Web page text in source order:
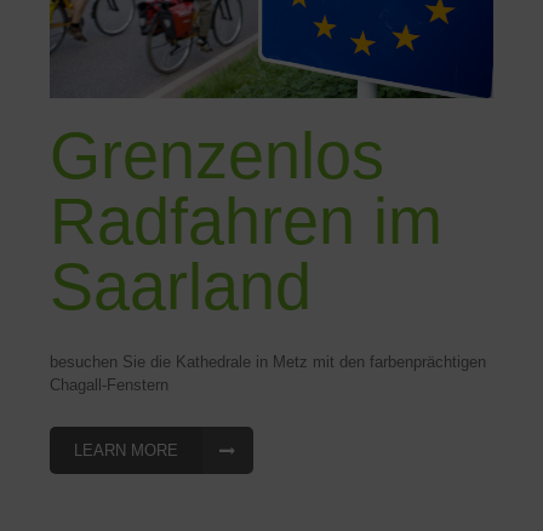
Grenzenlos
Radfahren im
Saarland
besuchen Sie die Kathedrale in Metz mit den farbenprächtigen
Chagall-Fenstern
LEARN MORE